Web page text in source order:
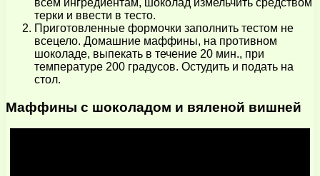
терки и ввести в тесто.
Приготовленные формочки заполнить тестом не
всецело. Домашние маффины, на противном
шоколаде, выпекать в течение 20 мин., при
температуре 200 градусов. Остудить и подать на
стол.
Маффины с шоколадом и вяленой вишней